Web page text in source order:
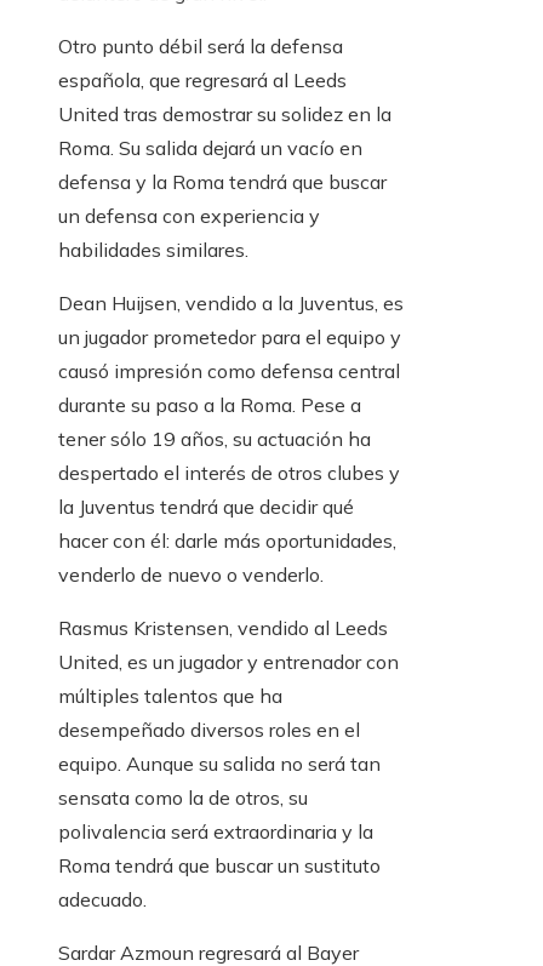
Otro punto débil será la defensa
española, que regresará al Leeds
United tras demostrar su solidez en la
Roma. Su salida dejará un vacío en
defensa y la Roma tendrá que buscar
un defensa con experiencia y
habilidades similares.
Dean Huijsen, vendido a la Juventus, es
un jugador prometedor para el equipo y
causó impresión como defensa central
durante su paso a la Roma. Pese a
tener sólo 19 años, su actuación ha
despertado el interés de otros clubes y
la Juventus tendrá que decidir qué
hacer con él: darle más oportunidades,
venderlo de nuevo o venderlo.
Rasmus Kristensen, vendido al Leeds
United, es un jugador y entrenador con
múltiples talentos que ha
desempeñado diversos roles en el
equipo. Aunque su salida no será tan
sensata como la de otros, su
polivalencia será extraordinaria y la
Roma tendrá que buscar un sustituto
adecuado.
Sardar Azmoun regresará al Bayer